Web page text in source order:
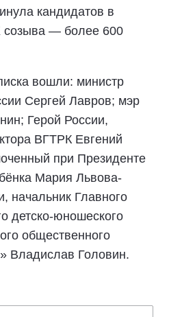
кандидатов в
созыва — более 600
вошли: министр
Сергей Лавров; мэр
Герой России,
ВГТРК Евгений
при Президенте
Мария Львова-
начальник Главного
детско-юношеского
общественного
Владислав Головин.